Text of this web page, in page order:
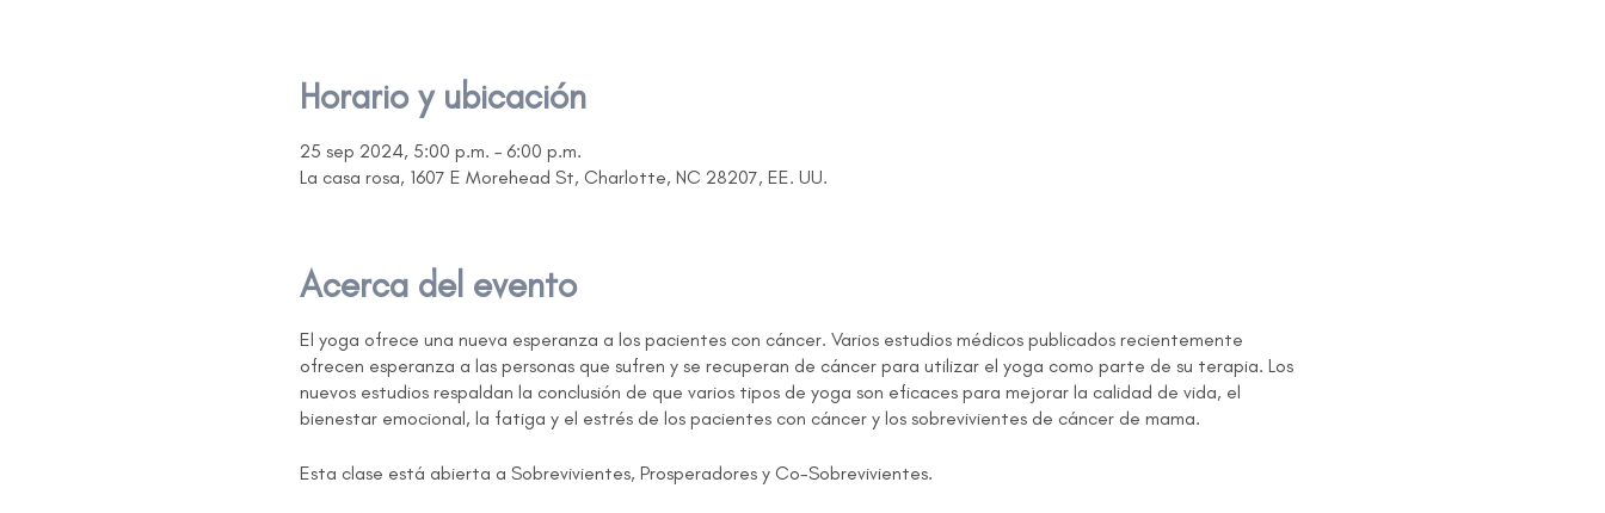
Horario y ubicación
25 sep 2024, 5:00 p.m. – 6:00 p.m.
La casa rosa, 1607 E Morehead St, Charlotte, NC 28207, EE. UU.
Acerca del evento
El yoga ofrece una nueva esperanza a los pacientes con cáncer. Varios estudios médicos publicados recientemente
ofrecen esperanza a las personas que sufren y se recuperan de cáncer para utilizar el yoga como parte de su terapia. Los
nuevos estudios respaldan la conclusión de que varios tipos de yoga son eficaces para mejorar la calidad de vida, el
bienestar emocional, la fatiga y el estrés de los pacientes con cáncer y los sobrevivientes de cáncer de mama.
Esta clase está abierta a Sobrevivientes, Prosperadores y Co-Sobrevivientes.